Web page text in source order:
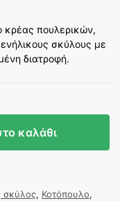
κρέας πουλερικών,
σκύλους με
διατροφή.
καλάθι
σκύλος, Κοτόπουλο,